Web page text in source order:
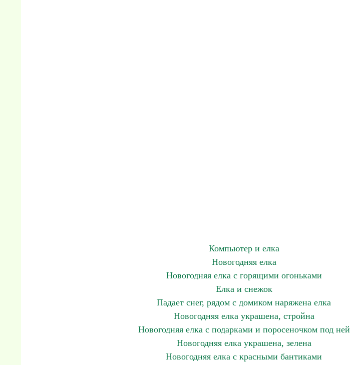
Компьютер и елка
Новогодняя елка
Новогодняя елка с горящими огоньками
Елка и снежок
Падает снег, рядом с домиком наряжена елка
Новогодняя елка украшена, стройна
Новогодняя елка с подарками и поросеночком под ней
Новогодняя елка украшена, зелена
Новогодняя елка с красными бантиками